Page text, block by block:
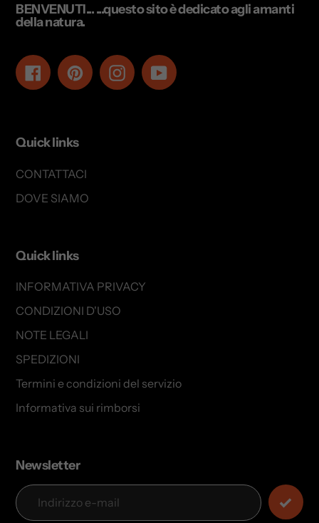
BENVENUTI... ...questo sito è dedicato agli amanti
della natura.
FacebookPinterestInstagramYouTube
Quick links
CONTATTACI
DOVE SIAMO
Quick links
INFORMATIVA PRIVACY
CONDIZIONI D'USO
NOTE LEGALI
SPEDIZIONI
Termini e condizioni del servizio
Informativa sui rimborsi
Newsletter